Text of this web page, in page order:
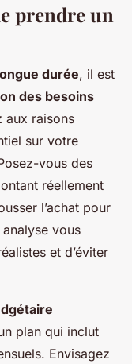
prendre un
durée, il est
des besoins
aux raisons
sur votre
vous des
réellement
l’achat pour
analyse vous
et d’éviter
plan qui inclut
Envisagez